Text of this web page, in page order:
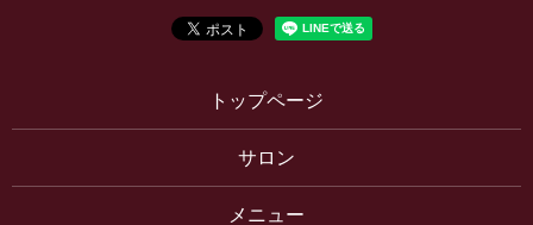
トップページ
サロン
メニュー